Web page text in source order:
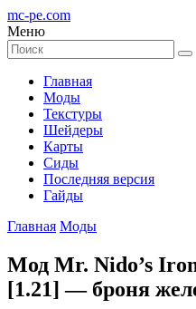
mc-pe.com
Меню
Главная
Моды
Текстуры
Шейдеры
Карты
Сиды
Последняя версия
Гайды
Главная Моды
Мод Mr. Nido’s
[1.21] — броня